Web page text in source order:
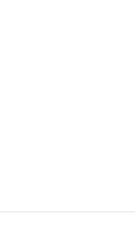
that the belt will not run off.